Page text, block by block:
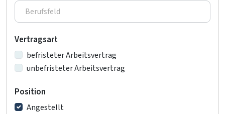
Vertragsart
befristeter Arbeitsvertrag
unbefristeter Arbeitsvertrag
Position
Angestellt